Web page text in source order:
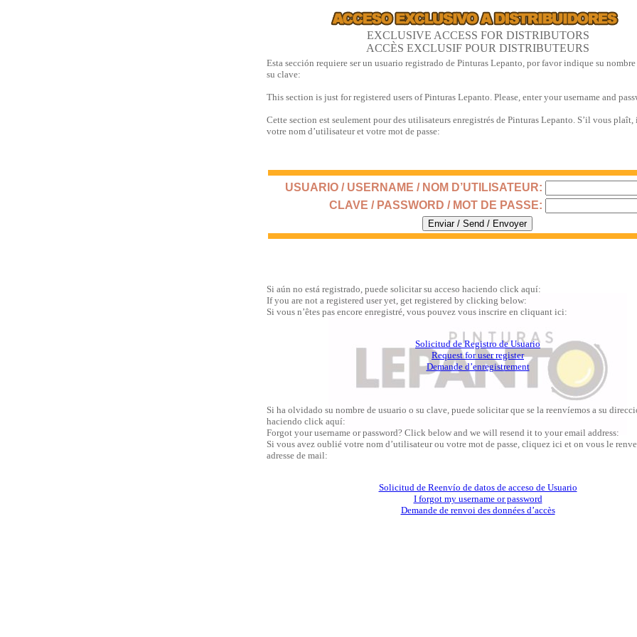
EXCLUSIVE ACCESS FOR DISTRIBUTORS
ACCÈS EXCLUSIF POUR DISTRIBUTEURS
Esta sección requiere ser un usuario registrado de Pinturas Lepanto, por favor indique su
su clave:
This section is just for registered users of Pinturas Lepanto. Please, enter your username and
Cette section est seulement pour des utilisateurs enregistrés de Pinturas Lepanto. S’il vous
votre nom d’utilisateur et votre mot de passe:
USUARIO / USERNAME / NOM D’UTILISATEUR:
CLAVE / PASSWORD / MOT DE PASSE:
Si aún no está registrado, puede solicitar su acceso haciendo click aquí:
If you are not a registered user yet, get registered by clicking below:
Si vous n’êtes pas encore enregistré, vous pouvez vous inscrire en cliquant ici:
Solicitud de Registro de Usuario
Request for user register
Demande d’enregistrement
Si ha olvidado su nombre de usuario o su clave, puede solicitar que se la reenvíemos a su
haciendo click aquí:
Forgot your username or password? Click below and we will resend it to your email address:
Si vous avez oublié votre nom d’utilisateur ou votre mot de passe, cliquez ici et on vous le
adresse de mail:
Solicitud de Reenvío de datos de acceso de Usuario
I forgot my username or password
Demande de renvoi des données d’accès